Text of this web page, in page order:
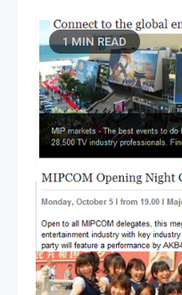
1 MIN READ